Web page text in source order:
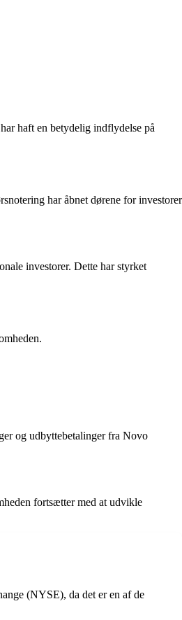
haft en betydelig indflydelse på
har åbnet dørene for investorer
investorer. Dette har styrket
og udbyttebetalinger fra Novo
fortsætter med at udvikle
(NYSE), da det er en af de